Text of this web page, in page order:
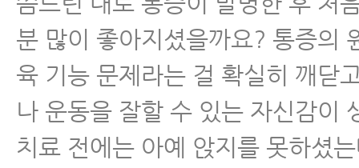
분 많이 좋아지셨을까요? 통증의
육 기능 문제라는 걸 확실히 깨닫
나 운동을 잘할 수 있는 자신감이
치료 전에는 아예 앉지를 못하셨